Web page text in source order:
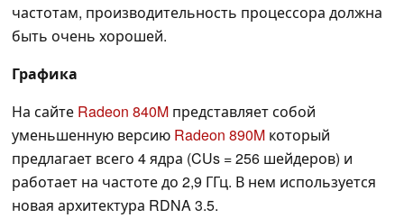
частотам, производительность процессора должна
быть очень хорошей.
Графика
На сайте Radeon 840M представляет собой
уменьшенную версию Radeon 890M который
предлагает всего 4 ядра (CUs = 256 шейдеров) и
работает на частоте до 2,9 ГГц. В нем используется
новая архитектура RDNA 3.5.